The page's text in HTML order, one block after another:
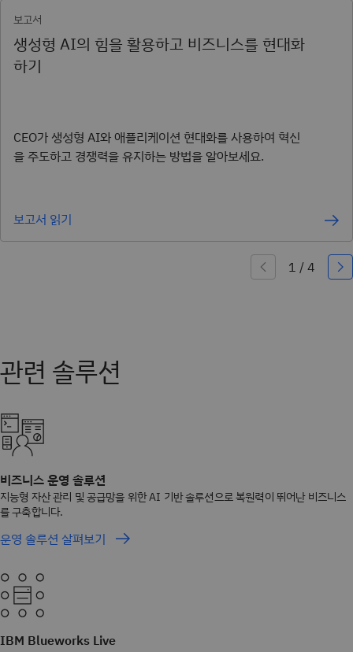
보고서
생성형 AI의 힘을 활용하고 비즈니스를 현대화
하기
CEO가 생성형 AI와 애플리케이션 현대화를 사용하여 혁신
을 주도하고 경쟁력을 유지하는 방법을 알아보세요.
보고서 읽기
비즈니스 운영 솔루션
지능형 자산 관리 및 공급망을 위한 AI 기반 솔루션으로 복원력이 뛰어난 비즈니스
를 구축합니다.
운영 솔루션 살펴보기
IBM Blueworks Live